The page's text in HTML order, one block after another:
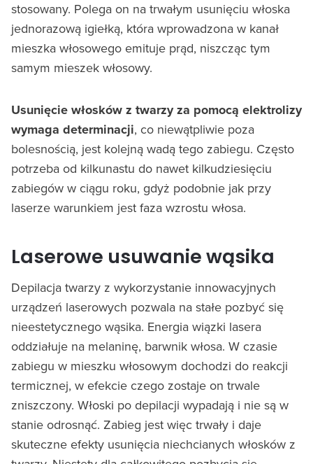
stosowany. Polega on na trwałym usunięciu włoska
jednorazową igiełką, która wprowadzona w kanał
mieszka włosowego emituje prąd, niszcząc tym
samym mieszek włosowy.
Usunięcie włosków z twarzy za pomocą elektrolizy
wymaga determinacji, co niewątpliwie poza
bolesnością, jest kolejną wadą tego zabiegu. Często
potrzeba od kilkunastu do nawet kilkudziesięciu
zabiegów w ciągu roku, gdyż podobnie jak przy
laserze warunkiem jest faza wzrostu włosa.
Laserowe usuwanie wąsika
Depilacja twarzy z wykorzystanie innowacyjnych
urządzeń laserowych pozwala na stałe pozbyć się
nieestetycznego wąsika. Energia wiązki lasera
oddziałuje na melaninę, barwnik włosa. W czasie
zabiegu w mieszku włosowym dochodzi do reakcji
termicznej, w efekcie czego zostaje on trwale
zniszczony. Włoski po depilacji wypadają i nie są w
stanie odrosnąć. Zabieg jest więc trwały i daje
skuteczne efekty usunięcia niechcianych włosków z